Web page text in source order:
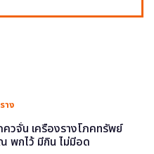
าง
ควจั่น เครื่องรางโภคทรัพย์
พกไว้ มีกิน ไม่มีอด